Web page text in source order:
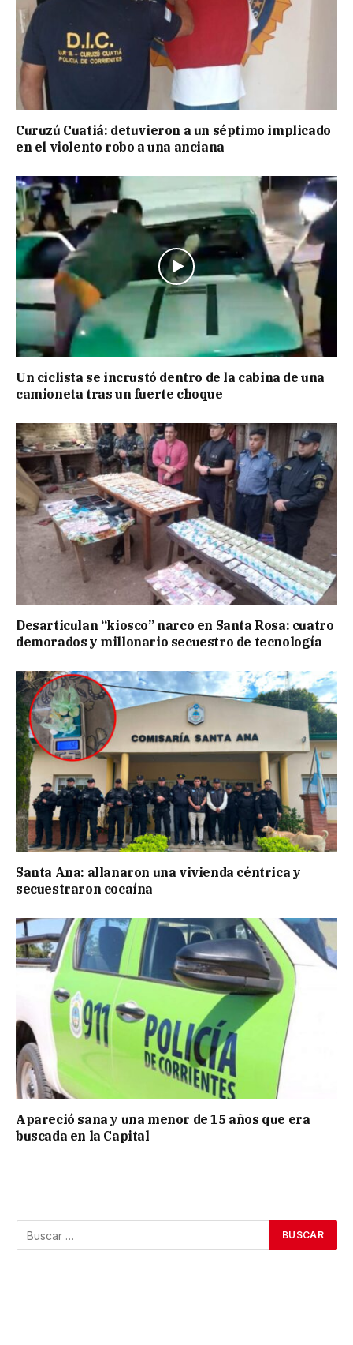
Curuzú Cuatiá: detuvieron a un séptimo implicado
en el violento robo a una anciana
Un ciclista se incrustó dentro de la cabina de una
camioneta tras un fuerte choque
Desarticulan “kiosco” narco en Santa Rosa: cuatro
demorados y millonario secuestro de tecnología
Santa Ana: allanaron una vivienda céntrica y
secuestraron cocaína
Apareció sana y una menor de 15 años que era
buscada en la Capital